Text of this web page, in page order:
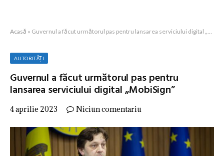
Acasă » Guvernul a făcut următorul pas pentru lansarea serviciului digital „MobiSign”
AUTORITĂȚI
Guvernul a făcut următorul pas pentru
lansarea serviciului digital „MobiSign”
4 aprilie 2023 Niciun comentariu